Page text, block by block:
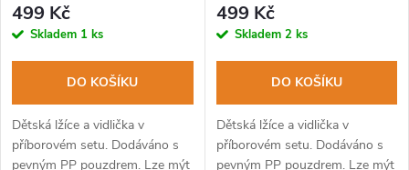
499 Kč
Skladem 1 ks
DO KOŠÍKU
Dětská lžíce a vidlička v
příborovém setu. Dodáváno s
pevným PP pouzdrem. Lze mýt
499 Kč
Skladem 2 ks
DO KOŠÍKU
Dětská lžíce a vidlička v
příborovém setu. Dodáváno s
pevným PP pouzdrem. Lze mýt